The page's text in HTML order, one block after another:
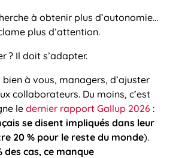
à obtenir plus d’autonomie…
plus d’attention.
? Il doit s’adapter.
bien à vous, managers, d’ajuster
collaborateurs. Du moins, c’est
ledernier rapport Gallup 2026 :
se disent impliqués dans leur
20 % pour le reste du monde).
des cas, ce manque